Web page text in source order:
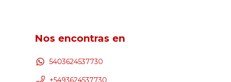
Nos encontras en
5403624537730
+5493624537730